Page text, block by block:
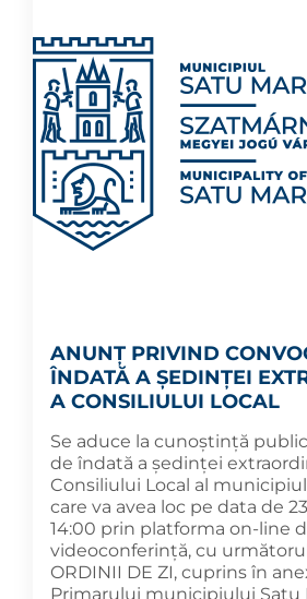
ANUNȚ PRIVIND
ÎNDATĂ A ȘEDINȚEI
A CONSILIULUI LOCAL
Se aduce la cunoștință
de îndată a ședinței
Consiliului Local al
care va avea loc pe data de
14:00 prin platforma on-line
videoconferință, cu următorul
ORDINII DE ZI, cuprins în
Primarului municipiului Satu